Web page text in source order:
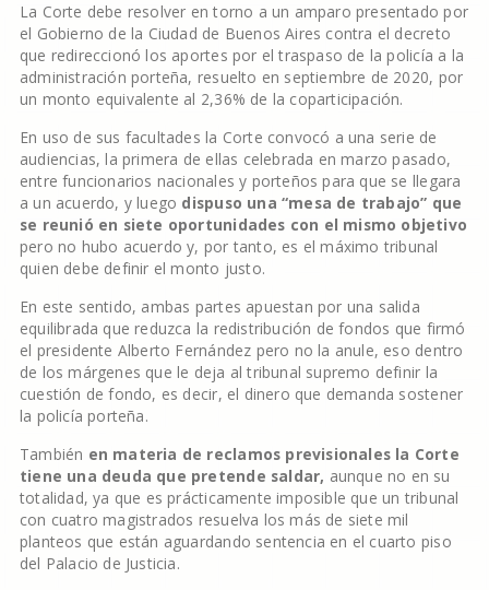
La Corte debe resolver en torno a un amparo presentado por
el Gobierno de la Ciudad de Buenos Aires contra el decreto
que redireccionó los aportes por el traspaso de la policía a la
administración porteña, resuelto en septiembre de 2020, por
un monto equivalente al 2,36% de la coparticipación.
En uso de sus facultades la Corte convocó a una serie de
audiencias, la primera de ellas celebrada en marzo pasado,
entre funcionarios nacionales y porteños para que se llegara
a un acuerdo, y luego dispuso una “mesa de trabajo” que
se reunió en siete oportunidades con el mismo objetivo
pero no hubo acuerdo y, por tanto, es el máximo tribunal
quien debe definir el monto justo.
En este sentido, ambas partes apuestan por una salida
equilibrada que reduzca la redistribución de fondos que firmó
el presidente Alberto Fernández pero no la anule, eso dentro
de los márgenes que le deja al tribunal supremo definir la
cuestión de fondo, es decir, el dinero que demanda sostener
la policía porteña.
También en materia de reclamos previsionales la Corte
tiene una deuda que pretende saldar, aunque no en su
totalidad, ya que es prácticamente imposible que un tribunal
con cuatro magistrados resuelva los más de siete mil
planteos que están aguardando sentencia en el cuarto piso
del Palacio de Justicia.